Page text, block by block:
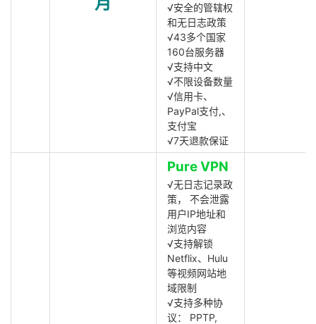
√安全的管辖权
和无日志政策
√43多个国家
160台服务器
√支持中文
√不限设备数量
√信用卡、
PayPal支付,、
支付宝
√7天退款保证
Pure VPN
√无日志记录政
策， 不会泄露
用户IP地址和
浏览内容
√支持解锁
Netflix、Hulu
等视频网站地
域限制
√支持多种协
议： PPTP,